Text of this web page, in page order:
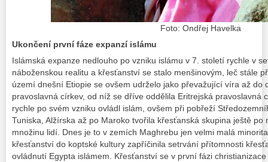
Foto: Ondřej Havelka
Ukončení první fáze expanzí islámu
Islámská expanze nedlouho po vzniku islámu v 7. století rychle v
náboženskou realitu a křesťanství se stalo menšinovým, leč stále
území dnešní Etiopie se ovšem udrželo jako převažující víra až do
pravoslavná církev, od níž se dříve oddělila Eritrejská pravoslavná
rychle po svém vzniku ovládl islám, ovšem při pobřeží
Tuniska, Alžírska až po Maroko tvořila křesťanská skupina ještě po
množinu lidí. Dnes je to v zemích Maghrebu jen velmi malá
křesťanství do koptské kultury zapříčinila setrvání přítomnosti
ovládnutí Egypta islámem. Křesťanství se v první fázi